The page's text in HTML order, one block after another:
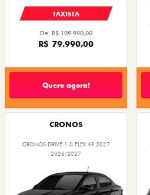
TAXISTA
De: R$ 109.990,00
R$ 79.990,00
Quero agora!
CRONOS
CRONOS DRIVE 1.0 FLEX 4P 2027
2026/2027